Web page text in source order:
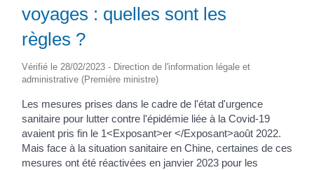
voyages : quelles sont les
règles ?
Vérifié le 28/02/2023 - Direction de l'information légale et
administrative (Première ministre)
Les mesures prises dans le cadre de l'état d'urgence
sanitaire pour lutter contre l'épidémie liée à la Covid-19
avaient pris fin le 1<Exposant>er </Exposant>août 2022.
Mais face à la situation sanitaire en Chine, certaines de ces
mesures ont été réactivées en janvier 2023 pour les